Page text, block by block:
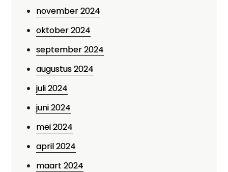
november 2024
oktober 2024
september 2024
augustus 2024
juli 2024
juni 2024
mei 2024
april 2024
maart 2024